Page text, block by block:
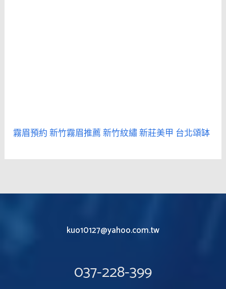
霧眉預約新竹霧眉推薦新竹紋繡新莊美甲 台北頌缽
kuo10127@yahoo.com.tw
037-228-399